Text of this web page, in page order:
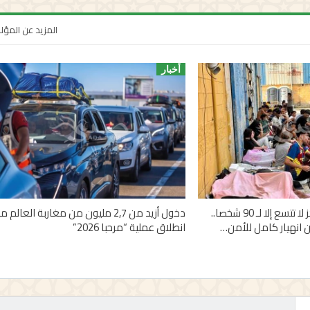
المزيد عن
1100 قاصر في مراكز لا تتسع إلا لـ 90 شخصا..
كامل للأمن…
أخبار
دخول أزيد من 2,7 مليون من مغاربة
انطلاق عملية “مرحبا 2026”